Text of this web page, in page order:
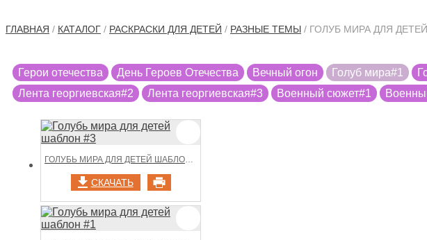
ГЛАВНАЯ / КАТАЛОГ / РАСКРАСКИ ДЛЯ ДЕТЕЙ / РАЗНЫЕ ТЕМЫ / ГОЛУБ МИРА ДЛЯ
Герои отечества День Героев Отечества Вечный огон Голуб мира#1
Лента георгиевская#2
Лента георгиевская#3 Военный сюжет#1
ГОЛУБЬ МИРА ДЛЯ ДЕТЕЙ ШАБЛОН #3
СКАЧАТЬ